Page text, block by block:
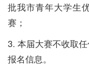
批我市青年大学生
赛；
3. 本届大赛不收取
报名信息。